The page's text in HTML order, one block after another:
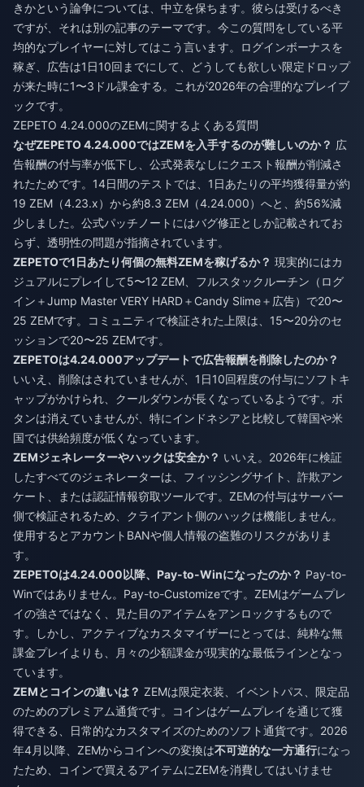
きかという論争については、中立を保ちます。彼らは受けるべき
ですが、それは別の記事のテーマです。今この質問をしている平
均的なプレイヤーに対してはこう言います。ログインボーナスを
稼ぎ、広告は1日10回までにして、どうしても欲しい限定ドロップ
が来た時に1〜3ドル課金する。これが2026年の合理的なプレイブ
ックです。
ZEPETO 4.24.000のZEMに関するよくある質問
なぜZEPETO 4.24.000ではZEMを入手するのが難しいのか？ 広
告報酬の付与率が低下し、公式発表なしにクエスト報酬が削減さ
れたためです。14日間のテストでは、1日あたりの平均獲得量が約
19 ZEM（4.23.x）から約8.3 ZEM（4.24.000）へと、約56%減
少しました。公式パッチノートにはバグ修正としか記載されてお
らず、透明性の問題が指摘されています。
ZEPETOで1日あたり何個の無料ZEMを稼げるか？ 現実的にはカ
ジュアルにプレイして5〜12 ZEM、フルスタックルーチン（ログ
イン＋Jump Master VERY HARD＋Candy Slime＋広告）で20〜
25 ZEMです。コミュニティで検証された上限は、15〜20分のセ
ッションで20〜25 ZEMです。
ZEPETOは4.24.000アップデートで広告報酬を削除したのか？
いいえ、削除はされていませんが、1日10回程度の付与にソフトキ
ャップがかけられ、クールダウンが長くなっているようです。ボ
タンは消えていませんが、特にインドネシアと比較して韓国や米
国では供給頻度が低くなっています。
ZEMジェネレーターやハックは安全か？ いいえ。2026年に検証
したすべてのジェネレーターは、フィッシングサイト、詐欺アン
ケート、または認証情報窃取ツールです。ZEMの付与はサーバー
側で検証されるため、クライアント側のハックは機能しません。
使用するとアカウントBANや個人情報の盗難のリスクがありま
す。
ZEPETOは4.24.000以降、Pay-to-Winになったのか？ Pay-to-
Winではありません。Pay-to-Customizeです。ZEMはゲームプレ
イの強さではなく、見た目のアイテムをアンロックするもので
す。しかし、アクティブなカスタマイザーにとっては、純粋な無
課金プレイよりも、月々の少額課金が現実的な最低ラインとなっ
ています。
ZEMとコインの違いは？ ZEMは限定衣装、イベントパス、限定品
のためのプレミアム通貨です。コインはゲームプレイを通じて獲
得できる、日常的なカスタマイズのためのソフト通貨です。2026
年4月以降、ZEMからコインへの変換は不可逆的な一方通行になっ
たため、コインで買えるアイテムにZEMを消費してはいけませ